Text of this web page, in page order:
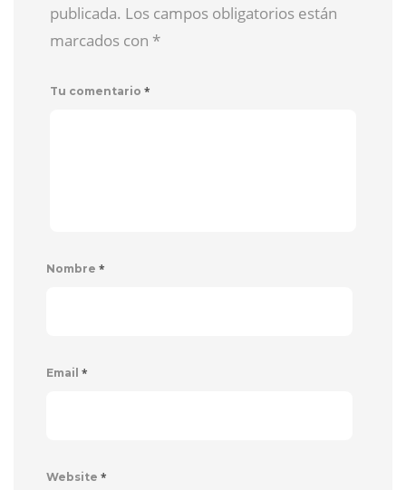
publicada. Los campos obligatorios están
marcados con *
Tu comentario *
Nombre *
Email *
Website *